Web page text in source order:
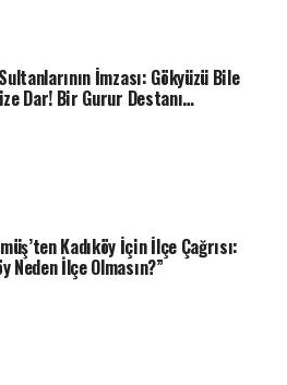
İmzası: Gökyüzü Bile
Dar! Bir Gurur Destanı…
Kadıköy İçin İlçe Çağrısı:
Neden İlçe Olmasın?”